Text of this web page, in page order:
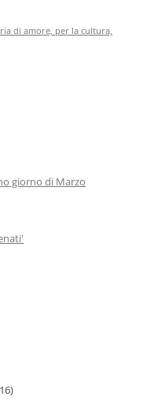
di amore, per la cultura,
giorno di Marzo